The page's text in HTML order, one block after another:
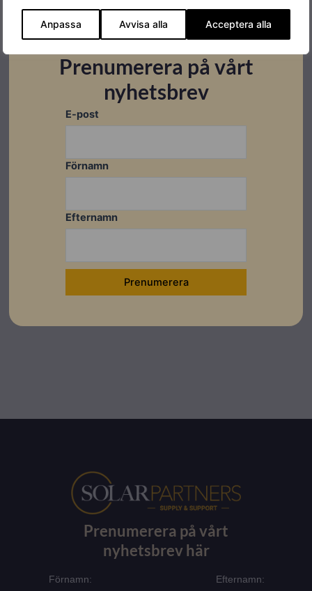
Anpassa Avvisa alla Acceptera alla
Höjd 47 mm
Tjocklek
Nordmount
Ladda ner
Prenumerera på vårt
nyhetsbrev här
Förnamn: Efternamn:
Prenumerera på vårt
nyhetsbrev
E-post
Förnamn
Efternamn